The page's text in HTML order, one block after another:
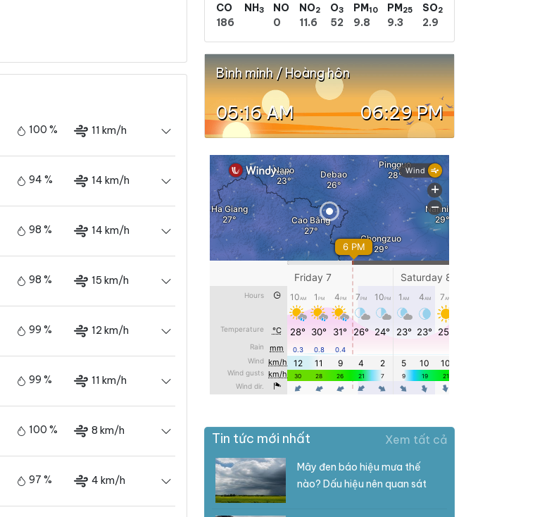
100 % 11 km/h
94 % 14 km/h
98 % 14 km/h
98 % 15 km/h
99 % 12 km/h
99 % 11 km/h
100 % 8 km/h
97 % 4 km/h
CO
186
NH3
NO
0
NO2
11.6
O3
52
PM10
9.8
PM25
9.3
SO2
2.9
Bình minh / Hoàng hôn
05:16 AM 06:29 PM
Tin tức mới nhất Xem tất cả
Mây đen báo hiệu mưa thế
nào? Dấu hiệu nên quan sát